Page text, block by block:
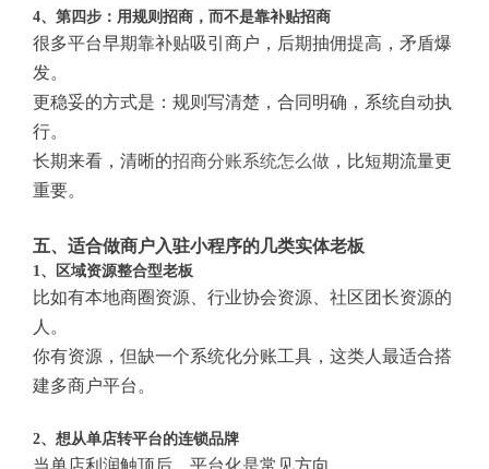
4、第四步：用规则招商，而不是靠补贴招商
很多平台早期靠补贴吸引商户，后期抽佣提高，矛盾爆
发。
更稳妥的方式是：规则写清楚，合同明确，系统自动执
行。
长期来看，清晰的招商分账系统怎么做 ，比短期流量更
重要。
五、适合做商户入驻小程序的几类实体老板
1、区域资源整合型老板
比如有本地商圈资源、行业协会资源、社区团长资源的
人。
你有资源，但缺一个系统化分账工具，这类人最适合搭
建多商户平台。
2、想从单店转平台的连锁品牌
当单店利润触顶后，平台化是常见方向。